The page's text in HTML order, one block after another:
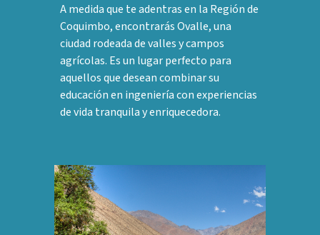
A medida que te adentras en la Región de
Coquimbo, encontrarás Ovalle, una
ciudad rodeada de valles y campos
agrícolas. Es un lugar perfecto para
aquellos que desean combinar su
educación en ingeniería con experiencias
de vida tranquila y enriquecedora.